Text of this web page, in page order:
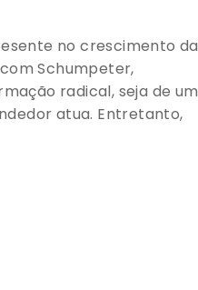
no crescimento da
Schumpeter,
radical, seja de um
atua. Entretanto,